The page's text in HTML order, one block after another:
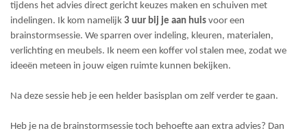
tijdens het advies direct gericht keuzes maken en schuiven met
indelingen. Ik kom namelijk 3 uur bij je aan huis voor een
brainstormsessie. We sparren over indeling, kleuren, materialen,
verlichting en meubels. Ik neem een koffer vol stalen mee, zodat we
ideeën meteen in jouw eigen ruimte kunnen bekijken.
Na deze sessie heb je een helder basisplan om zelf verder te gaan.
Heb je na de brainstormsessie toch behoefte aan extra advies? Dan